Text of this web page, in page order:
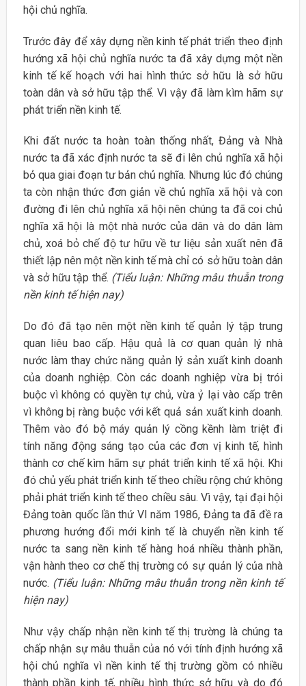
hội chủ nghĩa.
Trước đây để xây dựng nền kinh tế phát triển theo định
hướng xã hội chủ nghĩa nước ta đã xây dựng một nền
kinh tế kế hoạch với hai hình thức sở hữu là sở hữu
toàn dân và sở hữu tập thể. Vì vậy đã làm kìm hãm sự
phát triển nền kinh tế.
Khi đất nước ta hoàn toàn thống nhất, Đảng và Nhà
nước ta đã xác định nước ta sẽ đi lên chủ nghĩa xã hội
bỏ qua giai đoạn tư bản chủ nghĩa. Nhưng lúc đó chúng
ta còn nhận thức đơn giản về chủ nghĩa xã hội và con
đường đi lên chủ nghĩa xã hội nên chúng ta đã coi chủ
nghĩa xã hội là một nhà nước của dân và do dân làm
chủ, xoá bỏ chế độ tư hữu về tư liệu sản xuất nên đã
thiết lập nên một nền kinh tế mà chỉ có sở hữu toàn dân
và sở hữu tập thể. (Tiểu luận: Những mâu thuẫn trong
nền kinh tế hiện nay)
Do đó đã tạo nên một nền kinh tế quản lý tập trung
quan liêu bao cấp. Hậu quả là cơ quan quản lý nhà
nước làm thay chức năng quản lý sản xuất kinh doanh
của doanh nghiệp. Còn các doanh nghiệp vừa bị trói
buộc vì không có quyền tự chủ, vừa ỷ lại vào cấp trên
vì không bị ràng buộc với kết quả sản xuất kinh doanh.
Thêm vào đó bộ máy quản lý cồng kềnh làm triệt đi
tính năng động sáng tạo của các đơn vị kinh tế, hình
thành cơ chế kìm hãm sự phát triển kinh tế xã hội. Khi
đó chủ yếu phát triển kinh tế theo chiều rộng chứ không
phải phát triển kinh tế theo chiều sâu. Vì vậy, tại đại hội
Đảng toàn quốc lần thứ VI năm 1986, Đảng ta đã đề ra
phương hướng đổi mới kinh tế là chuyển nền kinh tế
nước ta sang nền kinh tế hàng hoá nhiều thành phần,
vận hành theo cơ chế thị trường có sự quản lý của nhà
nước. (Tiểu luận: Những mâu thuẫn trong nền kinh tế
hiện nay)
Như vậy chấp nhận nền kinh tế thị trường là chúng ta
chấp nhận sự mâu thuẫn của nó với tính định hướng xã
hội chủ nghĩa vì nền kinh tế thị trường gồm có nhiều
thành phần kinh tế, nhiều hình thức sở hữu và do đó